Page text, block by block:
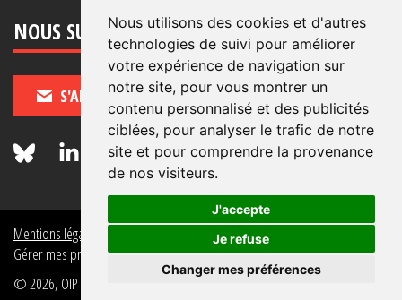
Nous utilisons des cookies et d'autres
technologies de suivi pour améliorer
votre expérience de navigation sur
notre site, pour vous montrer un
contenu personnalisé et des publicités
ciblées, pour analyser le trafic de notre
site et pour comprendre la provenance
de nos visiteurs.
J'accepte
Je refuse
Changer mes préférences
NOUS SUIVRE
S'ABONNER
Mentions légales
Politique de données personnelles
Gérer mes préférences de données personnelles
© 2026, OIP Section FR